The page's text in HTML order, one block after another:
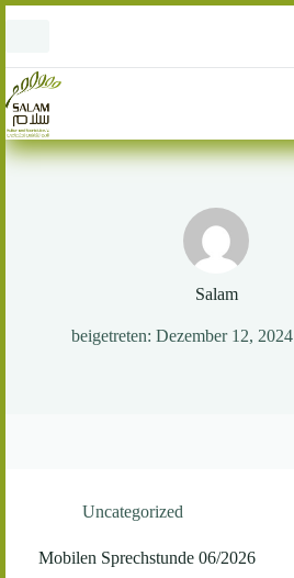
Salam
beigetreten: Dezember 12, 2024
Uncategorized
Mobilen Sprechstunde 06/2026